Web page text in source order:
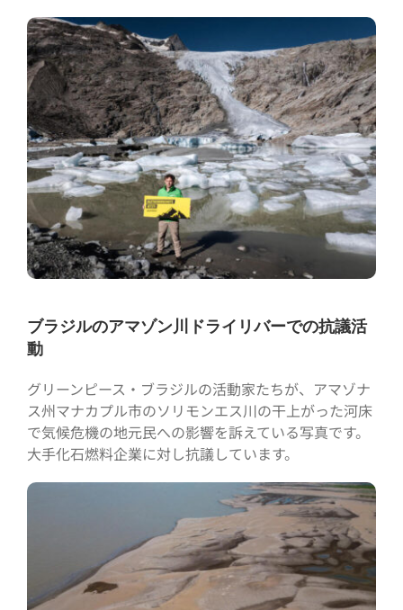
ブラジルのアマゾン川ドライリバーでの抗議活
動
グリーンピース・ブラジルの活動家たちが、アマゾナ
ス州マナカプル市のソリモンエス川の干上がった河床
で気候危機の地元民への影響を訴えている写真です。
大手化石燃料企業に対し抗議しています。